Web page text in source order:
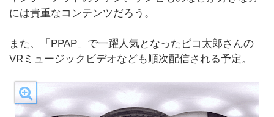
には貴重なコンテンツだろう。
また、「PPAP」で一躍人気となったピコ太郎さんの
VRミュージックビデオなども順次配信される予定。